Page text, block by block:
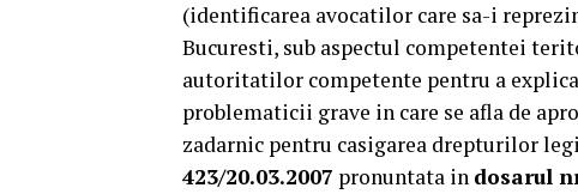
(identificarea avocatilor care sa-i
Bucuresti, sub aspectul competentei
autoritatilor competente pentru a
problematicii grave in care se afla de
zadarnic pentru casigarea drepturilor
423/20.03.2007 pronuntata in dosarul